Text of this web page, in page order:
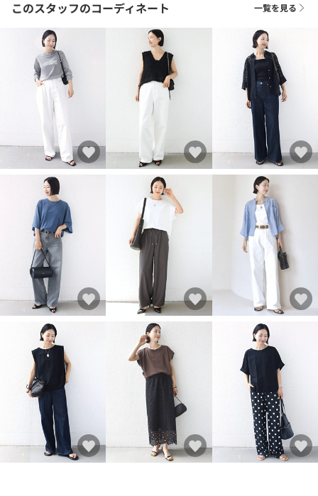
このスタッフのコーディネート 一覧を見る